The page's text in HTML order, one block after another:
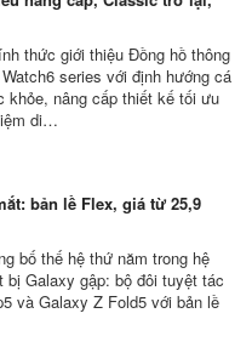
thức giới thiệu Đồng hồ thông
series với định hướng cá
khỏe, nâng cấp thiết kế tối ưu
di…
bản lề Flex, giá từ 25,9
bố thế hệ thứ năm trong hệ
bị Galaxy gập: bộ đôi tuyệt tác
và Galaxy Z Fold5 với bản lề